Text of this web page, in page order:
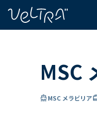
MSC
directions_boatMSC メラビリア